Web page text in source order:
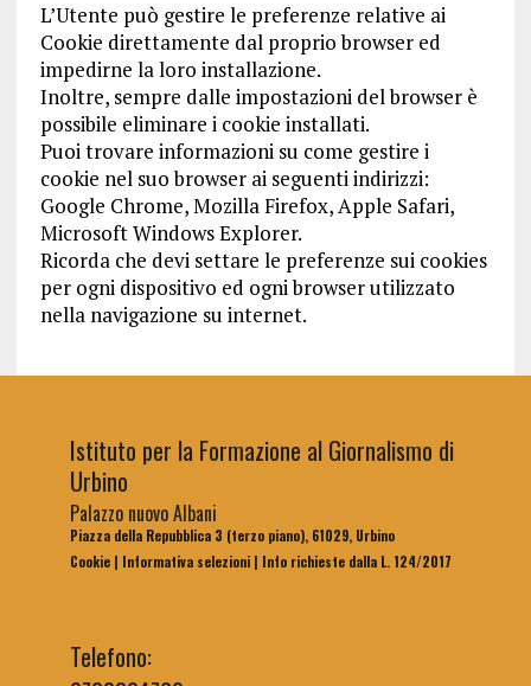
L’Utente può gestire le preferenze relative ai
Cookie direttamente dal proprio browser ed
impedirne la loro installazione.
Inoltre, sempre dalle impostazioni del browser è
possibile eliminare i cookie installati.
Puoi trovare informazioni su come gestire i
cookie nel suo browser ai seguenti indirizzi:
Google Chrome, Mozilla Firefox, Apple Safari,
Microsoft Windows Explorer.
Ricorda che devi settare le preferenze sui cookies
per ogni dispositivo ed ogni browser utilizzato
nella navigazione su internet.
Istituto per la Formazione al Giornalismo di
Urbino
Palazzo nuovo Albani
Piazza della Repubblica 3 (terzo piano), 61029, Urbino
Cookie| Informativa selezioni| Info richieste dalla L. 124/2017
Telefono: